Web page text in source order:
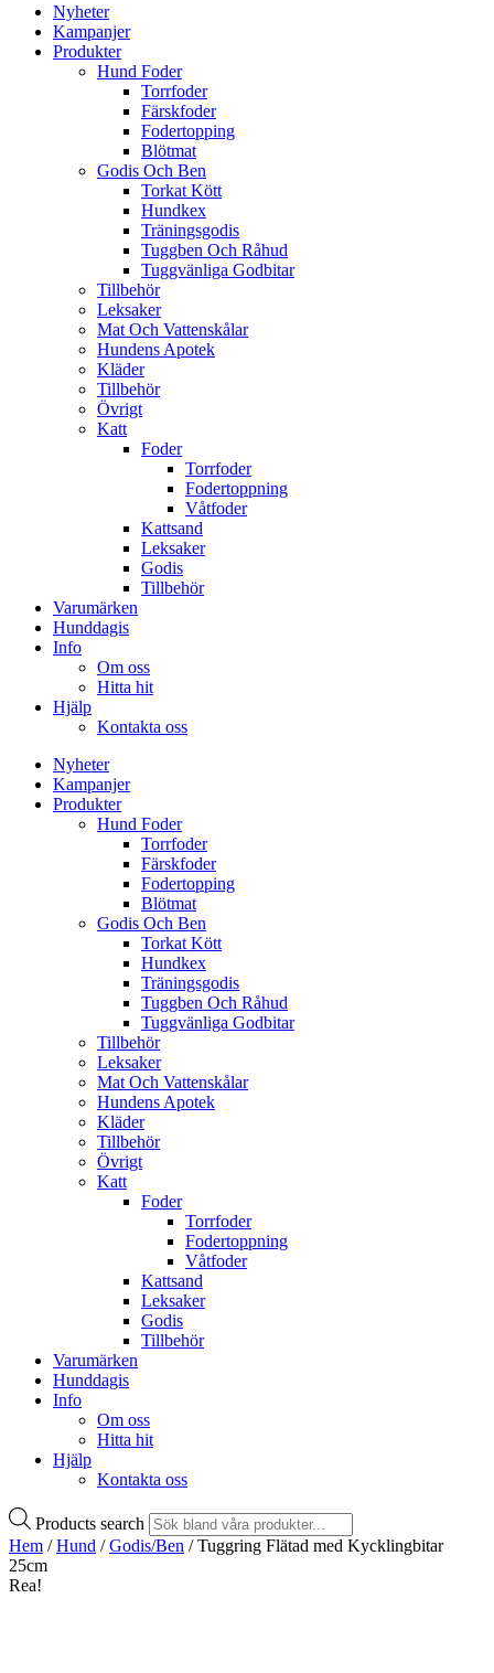
Nyheter
Kampanjer
Produkter
Hund Foder
Torrfoder
Färskfoder
Fodertopping
Blötmat
Godis Och Ben
Torkat Kött
Hundkex
Träningsgodis
Tuggben Och Råhud
Tuggvänliga Godbitar
Tillbehör
Leksaker
Mat Och Vattenskålar
Hundens Apotek
Kläder
Tillbehör
Övrigt
Katt
Foder
Torrfoder
Fodertoppning
Våtfoder
Kattsand
Leksaker
Godis
Tillbehör
Varumärken
Hunddagis
Info
Om oss
Hitta hit
Hjälp
Kontakta oss
Nyheter
Kampanjer
Produkter
Hund Foder
Torrfoder
Färskfoder
Fodertopping
Blötmat
Godis Och Ben
Torkat Kött
Hundkex
Träningsgodis
Tuggben Och Råhud
Tuggvänliga Godbitar
Tillbehör
Leksaker
Mat Och Vattenskålar
Hundens Apotek
Kläder
Tillbehör
Övrigt
Katt
Foder
Torrfoder
Fodertoppning
Våtfoder
Kattsand
Leksaker
Godis
Tillbehör
Varumärken
Hunddagis
Info
Om oss
Hitta hit
Hjälp
Kontakta oss
Products search
Hem /Hund /Godis/Ben / Tuggring Flätad med Kycklingbitar
25cm
Rea!